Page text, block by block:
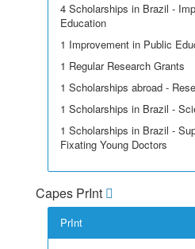
4 Scholarships in Brazil -
Education
1 Improvement in Public
1 Regular Research Grants
1 Scholarships abroad -
1 Scholarships in Brazil -
1 Scholarships in Brazil -
Fixating Young Doctors
Capes PrInt
PrInt